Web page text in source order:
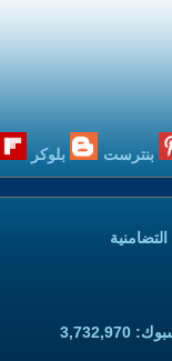
بنترست بلوكر